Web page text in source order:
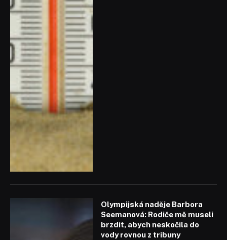
Olympijská naděje Barbora
Seemanová: Rodiče mě museli
brzdit, abych neskočila do
vody rovnou z tribuny